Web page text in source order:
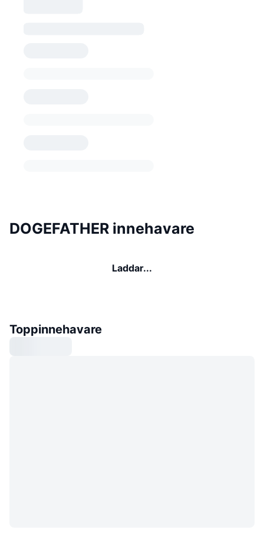
DOGEFATHER innehavare
Laddar...
Toppinnehavare